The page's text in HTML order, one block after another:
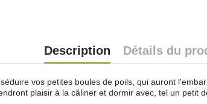
Description Détails du
vos petites boules de poils, qui auront
plaisir à la câliner et dormir avec, tel un petit